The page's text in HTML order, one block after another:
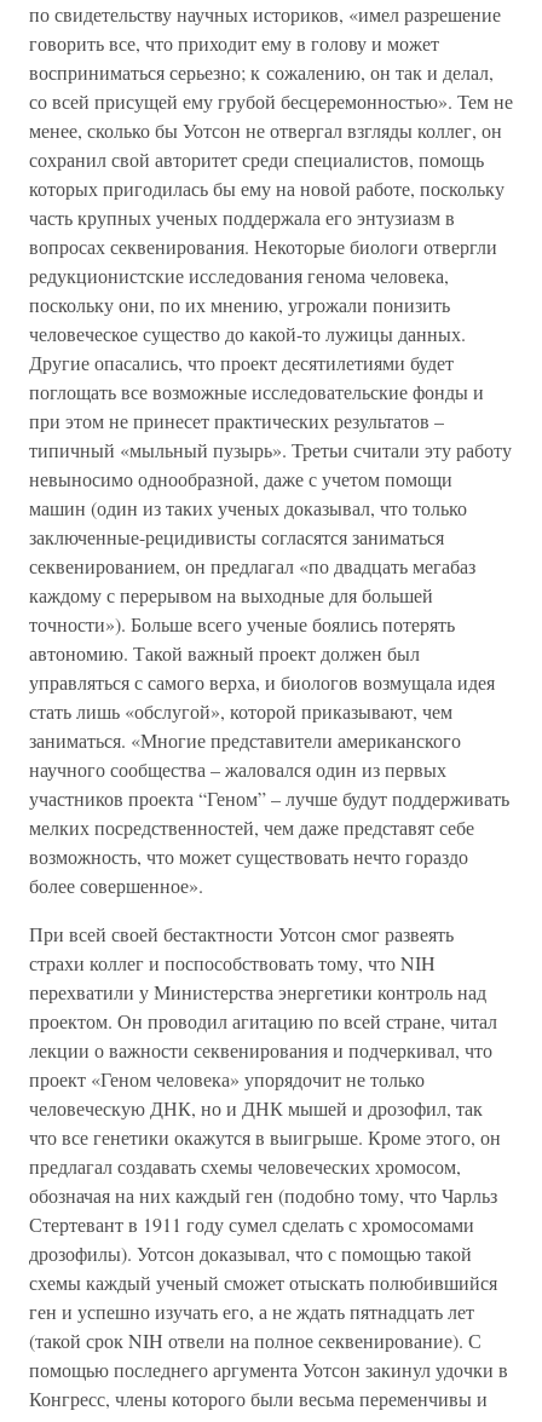
по свидетельству научных историков, «имел разрешение
говорить все, что приходит ему в голову и может
восприниматься серьезно; к сожалению, он так и делал,
со всей присущей ему грубой бесцеремонностью». Тем не
менее, сколько бы Уотсон не отвергал взгляды коллег, он
сохранил свой авторитет среди специалистов, помощь
которых пригодилась бы ему на новой работе, поскольку
часть крупных ученых поддержала его энтузиазм в
вопросах секвенирования. Некоторые биологи отвергли
редукционистские исследования генома человека,
поскольку они, по их мнению, угрожали понизить
человеческое существо до какой-то лужицы данных.
Другие опасались, что проект десятилетиями будет
поглощать все возможные исследовательские фонды и
при этом не принесет практических результатов –
типичный «мыльный пузырь». Третьи считали эту работу
невыносимо однообразной, даже с учетом помощи
машин (один из таких ученых доказывал, что только
заключенные-рецидивисты согласятся заниматься
секвенированием, он предлагал «по двадцать мегабаз
каждому с перерывом на выходные для большей
точности»). Больше всего ученые боялись потерять
автономию. Такой важный проект должен был
управляться с самого верха, и биологов возмущала идея
стать лишь «обслугой», которой приказывают, чем
заниматься. «Многие представители американского
научного сообщества – жаловался один из первых
участников проекта “Геном” – лучше будут поддерживать
мелких посредственностей, чем даже представят себе
возможность, что может существовать нечто гораздо
более совершенное».
При всей своей бестактности Уотсон смог развеять
страхи коллег и поспособствовать тому, что NIH
перехватили у Министерства энергетики контроль над
проектом. Он проводил агитацию по всей стране, читал
лекции о важности секвенирования и подчеркивал, что
проект «Геном человека» упорядочит не только
человеческую ДНК, но и ДНК мышей и дрозофил, так
что все генетики окажутся в выигрыше. Кроме этого, он
предлагал создавать схемы человеческих хромосом,
обозначая на них каждый ген (подобно тому, что Чарльз
Стертевант в 1911 году сумел сделать с хромосомами
дрозофилы). Уотсон доказывал, что с помощью такой
схемы каждый ученый сможет отыскать полюбившийся
ген и успешно изучать его, а не ждать пятнадцать лет
(такой срок NIH отвели на полное секвенирование). С
помощью последнего аргумента Уотсон закинул удочки в
Конгресс, члены которого были весьма переменчивы и